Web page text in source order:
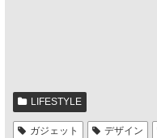
LIFESTYLE
ガジェット デザイン